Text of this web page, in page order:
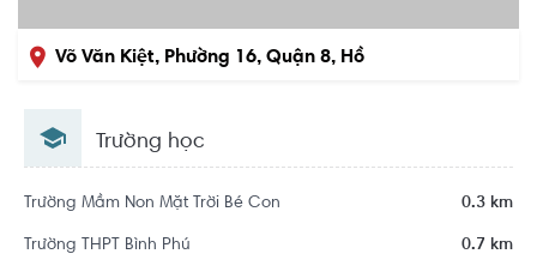
Võ Văn Kiệt, Phường 16, Quận 8, Hồ
Trường học
Trường Mầm Non Mặt Trời Bé Con 0.3 km
Trường THPT Bình Phú 0.7 km